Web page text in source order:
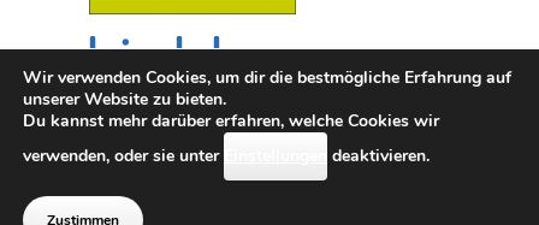
© 2025 NWB Verlag. Kiehl ist eine Marke des NWB Verlags.
Kontakt | Impressum
| Erklärung zur
Barrierefreiheit (diese Seite wird i.S.d.
Wir verwenden Cookies, um dir die bestmögliche Erfahrung auf
unserer Website zu bieten.
Du kannst mehr darüber erfahren, welche Cookies wir
verwenden, oder sie unter
deaktivieren.
Zustimmen